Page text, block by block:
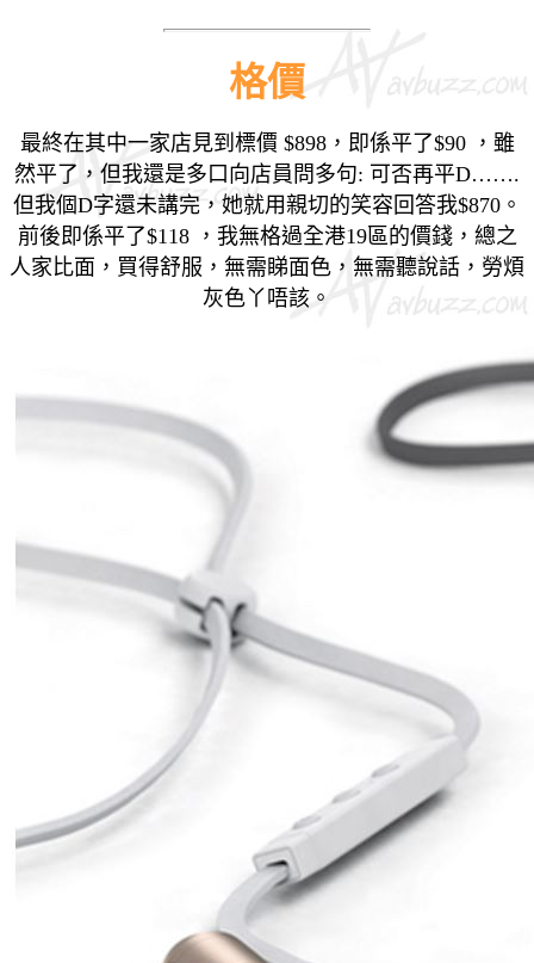
格價
最終在其中一家店見到標價 $898，即係平了$90 ，雖
然平了，但我還是多口向店員問多句: 可否再平D…….
但我個D字還未講完，她就用親切的笑容回答我$870。
前後即係平了$118 ，我無格過全港19區的價錢，總之
人家比面，買得舒服，無需睇面色，無需聽說話，勞煩
灰色丫唔該。